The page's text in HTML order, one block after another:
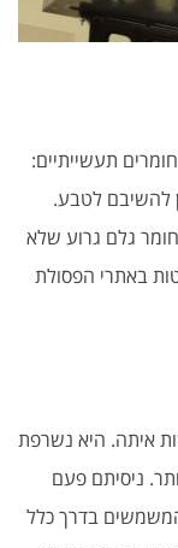
תעשייתיים:
להשיבם לטבע.
גלם גרוע שלא
באתרי הפסולת
איתה. היא נשרפת
ניסיתם פעם
בדרך כלל